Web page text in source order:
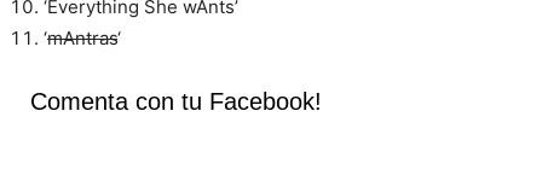
‘Everything She wAnts’
‘mAntras‘
Comenta con tu Facebook!